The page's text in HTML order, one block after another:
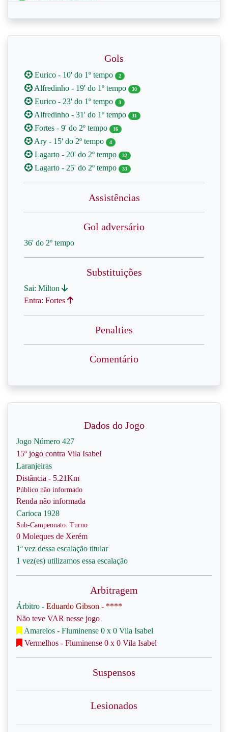
Gols
Eurico - 10' do 1º tempo 2
Alfredinho - 19' do 1º tempo 30
Eurico - 23' do 1º tempo 3
Alfredinho - 31' do 1º tempo 31
Fortes - 9' do 2º tempo 16
Ary - 15' do 2º tempo 4
Lagarto - 20' do 2º tempo 32
Lagarto - 25' do 2º tempo 33
Assistências
Gol adversário
36' do 2º tempo
Substituições
Sai: Milton
Entra: Fortes
Penalties
Comentário
Dados do Jogo
Jogo Número 427
15º jogo contra Vila Isabel
Laranjeiras
Distância - 5.21Km
Público não informado
Renda não informada
Carioca 1928
Sub-Campeonato: Turno
0 Moleques de Xerém
1ª vez dessa escalação titular
1 vez(es) utilizamos essa escalação
Arbitragem
Árbitro - Eduardo Gibson - ****
Não teve VAR nesse jogo
Amarelos - Fluminense 0 x 0 Vila Isabel
Vermelhos - Fluminense 0 x 0 Vila Isabel
Suspensos
Lesionados